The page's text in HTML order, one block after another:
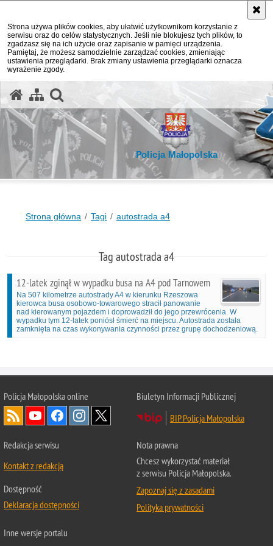
Strona używa plików cookies, aby ułatwić użytkownikom korzystanie z
serwisu oraz do celów statystycznych. Jeśli nie blokujesz tych plików, to
zgadzasz się na ich użycie oraz zapisanie w pamięci urządzenia.
Pamiętaj, że możesz samodzielnie zarządzać cookies, zmieniając
ustawienia przeglądarki. Brak zmiany ustawienia przeglądarki oznacza
wyrażenie zgody.
Policja Małopolska
Strona główna Tagi autostrada a4
Tag autostrada a4
12-latek zginął w wypadku busa na A4 pod Tarnowem
Na 507 kilometrze autostrady A4 w kierunku Rzeszowa
kierowca busa osobowo-towarowego stracił panowanie
nad kierowanym pojazdem i doprowadził do jego przewrócenia. W
wypadku tym 12-latek poniósł śmierć na miejscu. Autostrada została
zamknięta na czas wykonywania czynności przez grupę dochodzeniową.
Policja Małopolska online
Biuletyn Informacji Publicznej
BIP Policja Małopolska
Redakcja serwisu
Kontakt z redakcją
Dostępność
Deklaracja dostępności
Nota prawna
Chcesz wykorzystać materiał
z serwisu Policja Małopolska.
Zapoznaj się z zasadami
Polityka prywatności
Inne wersje portalu